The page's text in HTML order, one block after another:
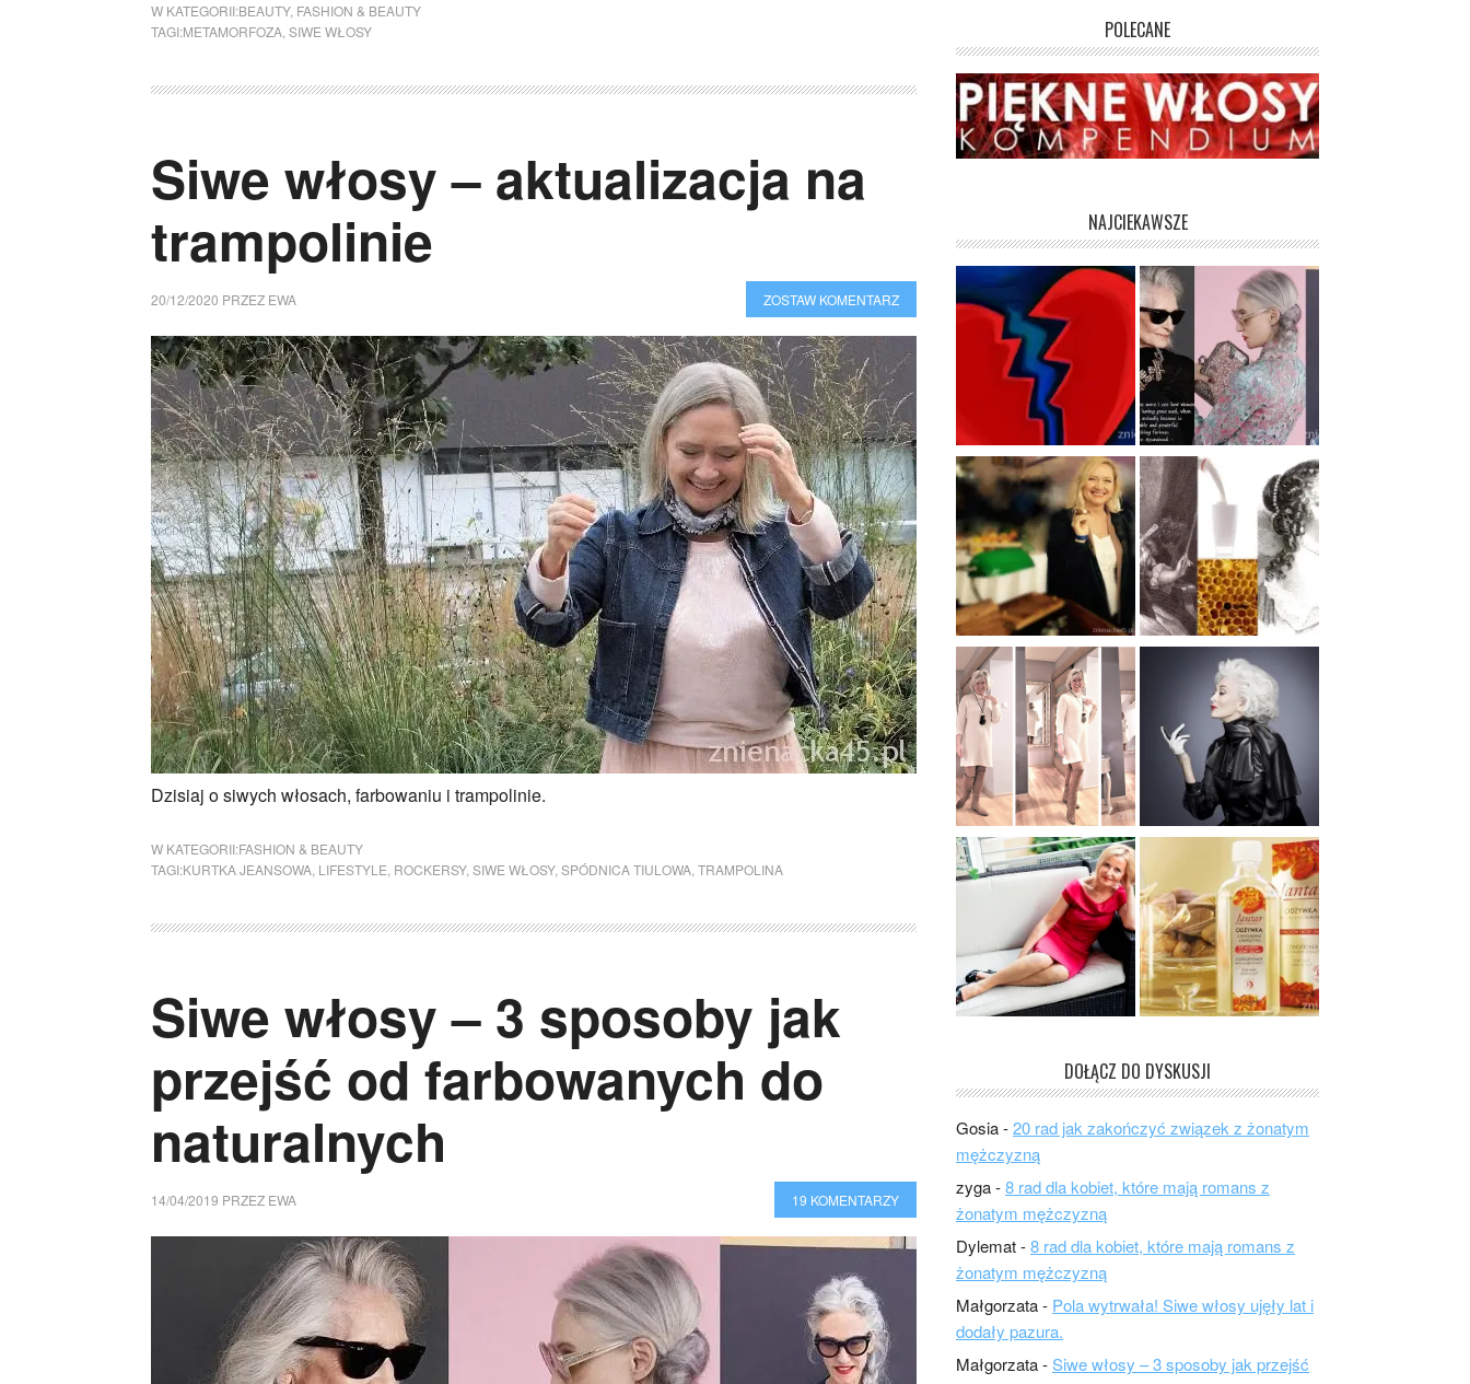
W KATEGORII:BEAUTY, FASHION & BEAUTY
TAGI:METAMORFOZA SIWE WŁOSY
Siwe włosy – aktualizacja na
trampolinie
20/12/2020 PRZEZ EWA ZOSTAW KOMENTARZ
Dzisiaj o siwych włosach, farbowaniu i trampolinie.
W KATEGORII:FASHION & BEAUTY
TAGI:KURTKA JEANSOWA LIFESTYLE ROCKERSY, SIWE WŁOSY, SPÓDNICA TIULOWA TRAMPOLINA
Siwe włosy – 3 sposoby jak
przejść od farbowanych do
naturalnych
14/04/2019 PRZEZ EWA 19 KOMENTARZY
POLECANE
NAJCIEKAWSZE
DOŁĄCZ DO DYSKUSJI
Gosia-20 rad jak zakończyć związek z żonatym
mężczyzną
zyga-8 rad dla kobiet, które mają romans z
żonatym mężczyzną
Dylemat-8 rad dla kobiet, które mają romans z
żonatym mężczyzną
Małgorzata- Pola wytrwała! Siwe włosy ujęły lat i
dodały pazura.
Małgorzata-Siwe włosy – 3 sposoby jak przejść